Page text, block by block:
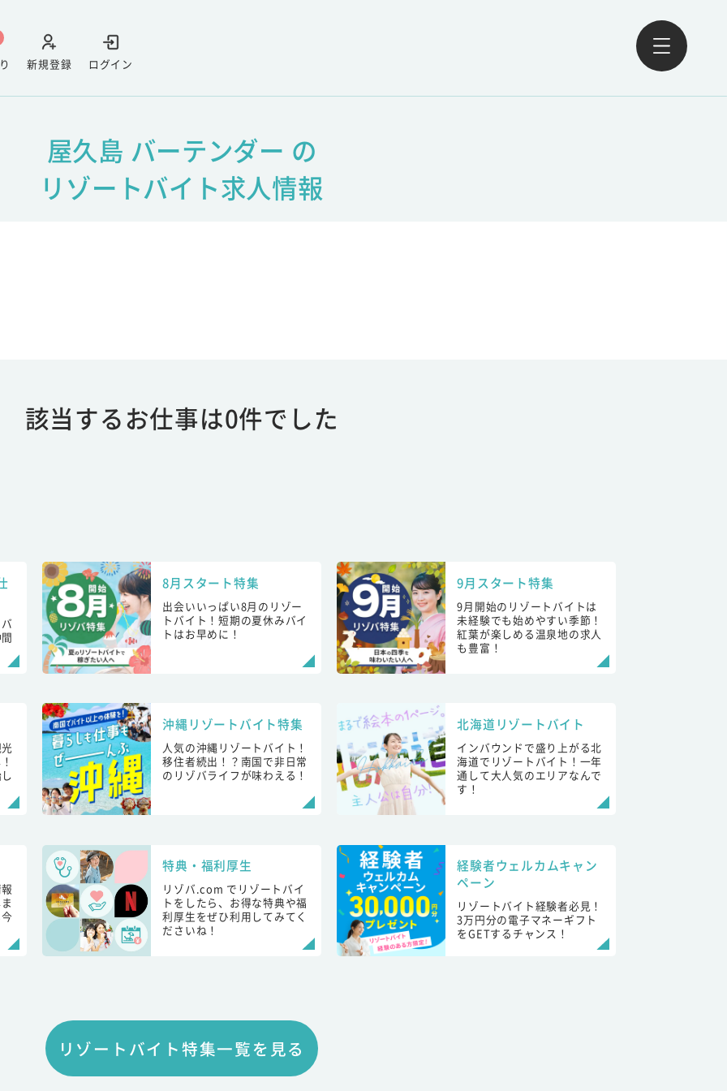
ログイン
新規登録
屋久島 バーテンダー の
リゾートバイト求人情報
該当するお仕事は0件でした
8月スタート特集
出会いいっぱい8月のリゾー
トバイト！短期の夏休みバイ
トはお早めに！
9月スタート特集
9月開始のリゾートバイトは
未経験でも始めやすい季節！
紅葉が楽しめる温泉地の求人
も豊富！
沖縄リゾートバイト特集
人気の沖縄リゾートバイト！
移住者続出！？南国で非日常
のリゾバライフが味わえる！
北海道リゾートバイト
インバウンドで盛り上がる北
海道でリゾートバイト！一年
通して大人気のエリアなんで
す！
特典・福利厚生
リゾバ.com でリゾートバイ
トをしたら、お得な特典や福
利厚生をぜひ利用してみてく
ださいね！
経験者ウェルカムキャン
ペーン
リゾートバイト経験者必見！
3万円分の電子マネーギフト
をGETするチャンス！
リゾートバイト特集一覧を見る